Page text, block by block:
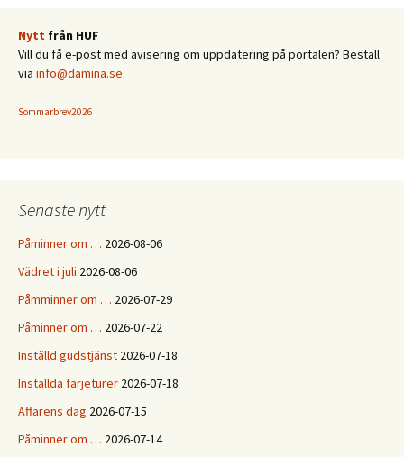
Nytt från HUF
Vill du få e-post med avisering om uppdatering på portalen? Beställ
via info@damina.se.
Sommarbrev2026
Senaste nytt
Påminner om … 2026-08-06
Vädret i juli 2026-08-06
Påmminner om … 2026-07-29
Påminner om … 2026-07-22
Inställd gudstjänst 2026-07-18
Inställda färjeturer 2026-07-18
Affärens dag 2026-07-15
Påminner om … 2026-07-14